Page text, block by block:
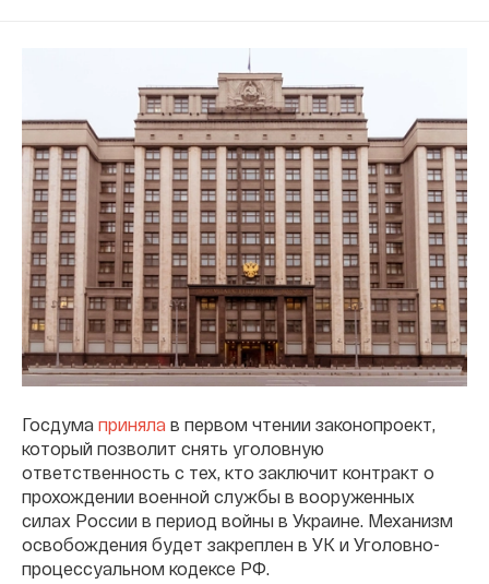
Госдума приняла в первом чтении законопроект,
который позволит снять уголовную
ответственность с тех, кто заключит контракт о
прохождении военной службы в вооруженных
силах России в период войны в Украине. Механизм
освобождения будет закреплен в УК и Уголовно-
процессуальном кодексе РФ.